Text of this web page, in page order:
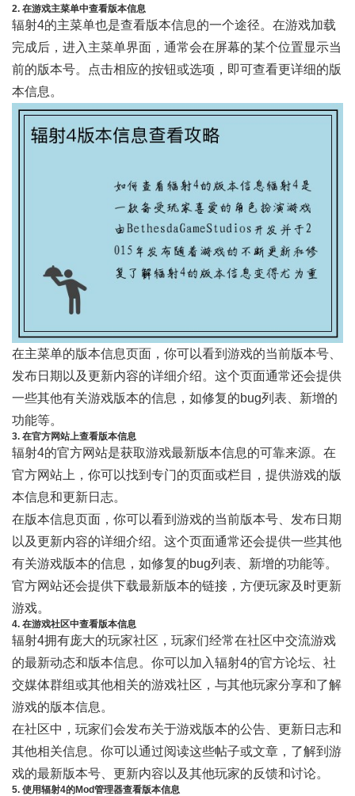
2. 在游戏主菜单中查看版本信息
辐射4的主菜单也是查看版本信息的一个途径。在游戏加载
完成后，进入主菜单界面，通常会在屏幕的某个位置显示当
前的版本号。点击相应的按钮或选项，即可查看更详细的版
本信息。
在主菜单的版本信息页面，你可以看到游戏的当前版本号、
发布日期以及更新内容的详细介绍。这个页面通常还会提供
一些其他有关游戏版本的信息，如修复的bug列表、新增的
功能等。
3. 在官方网站上查看版本信息
辐射4的官方网站是获取游戏最新版本信息的可靠来源。在
官方网站上，你可以找到专门的页面或栏目，提供游戏的版
本信息和更新日志。
在版本信息页面，你可以看到游戏的当前版本号、发布日期
以及更新内容的详细介绍。这个页面通常还会提供一些其他
有关游戏版本的信息，如修复的bug列表、新增的功能等。
官方网站还会提供下载最新版本的链接，方便玩家及时更新
游戏。
4. 在游戏社区中查看版本信息
辐射4拥有庞大的玩家社区，玩家们经常在社区中交流游戏
的最新动态和版本信息。你可以加入辐射4的官方论坛、社
交媒体群组或其他相关的游戏社区，与其他玩家分享和了解
游戏的版本信息。
在社区中，玩家们会发布关于游戏版本的公告、更新日志和
其他相关信息。你可以通过阅读这些帖子或文章，了解到游
戏的最新版本号、更新内容以及其他玩家的反馈和讨论。
5. 使用辐射4的Mod管理器查看版本信息